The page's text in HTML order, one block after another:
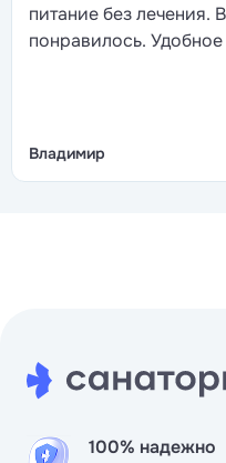
питание без лечения.
понравилось.
Владимир
100% надежно